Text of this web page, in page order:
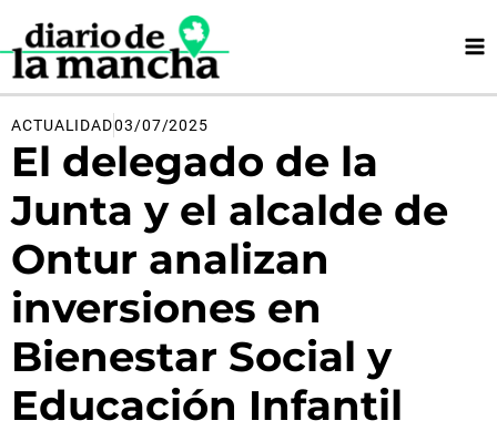
contenido
ACTUALIDAD03/07/2025
El delegado de la
Junta y el alcalde de
Ontur analizan
inversiones en
Bienestar Social y
Educación Infantil